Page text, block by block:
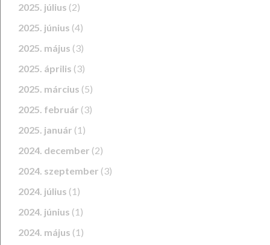
2025. július (2)
2025. június (4)
2025. május (3)
2025. április (3)
2025. március (5)
2025. február (3)
2025. január (1)
2024. december (2)
2024. szeptember (3)
2024. július (1)
2024. június (1)
2024. május (1)